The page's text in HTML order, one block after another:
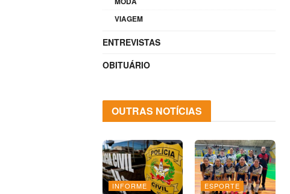
VIAGEM
ENTREVISTAS
OBITUÁRIO
OUTRAS NOTÍCIAS
INFORME ESPORTE